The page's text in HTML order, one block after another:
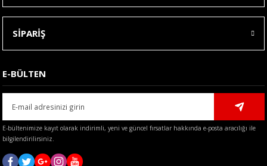
Bu ürüne benzer farklı alternatifler olmalı.
Gönder
SİPARİŞ
E-BÜLTEN
E-bültenimize kayıt olarak indirimli, yeni ve güncel fırsatlar hakkında e-posta aracılığı ile
bilgilendirilirsiniz.